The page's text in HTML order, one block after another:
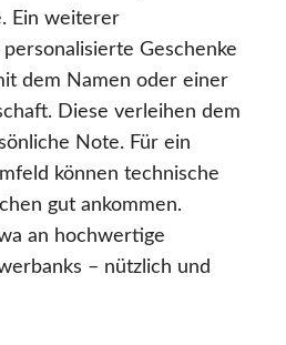
Ein weiterer
Geschenke
dem Namen oder einer
Diese verleihen dem
Note. Für ein
können technische
gut ankommen.
an hochwertige
– nützlich und